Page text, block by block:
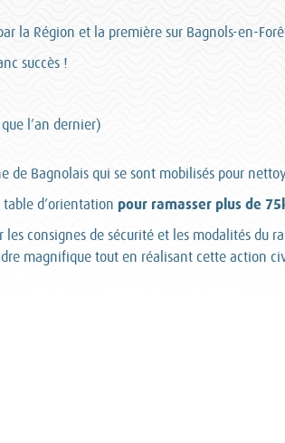
la Région et la première sur Bagnols-en-
succès !
l’an dernier)
Bagnolais qui se sont mobilisés pour
table d’orientation pour ramasser plus de
consignes de sécurité et les modalités du
magnifique tout en réalisant cette action